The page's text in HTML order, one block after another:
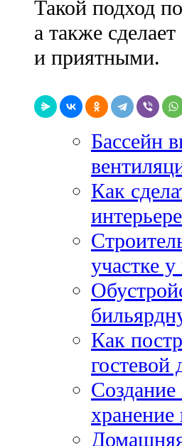
Такой подход
а также
и приятными.
Бассейн
Как
участке
Как
гостевой
Создание
хранение